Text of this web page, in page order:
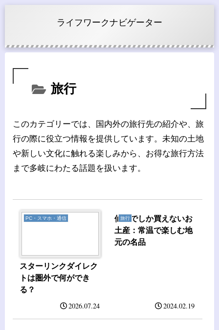
ライフワークナビゲーター
旅行
このカテゴリーでは、国内外の旅行先の紹介や、旅
行の際に役立つ情報を提供しています。未知の土地
や新しい文化に触れる楽しみから、お得な旅行方法
まで多岐にわたる話題を扱います。
PC・スマホ・通信
スターリンクダイレク
トは圏外で何ができ
る？
2026.07.24
旅行
仙台でしか買えないお
土産：常温で楽しむ地
元の名品
2024.02.19